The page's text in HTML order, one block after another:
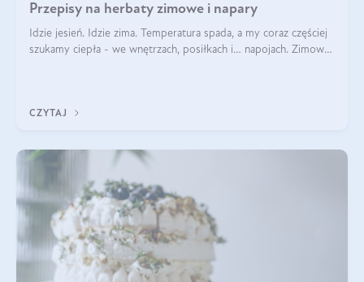
Przepisy na herbaty zimowe i napary
Idzie jesień. Idzie zima. Temperatura spada, a my coraz częściej
szukamy ciepła - we wnętrzach, posiłkach i… napojach. Zimowe
CZYTAJ